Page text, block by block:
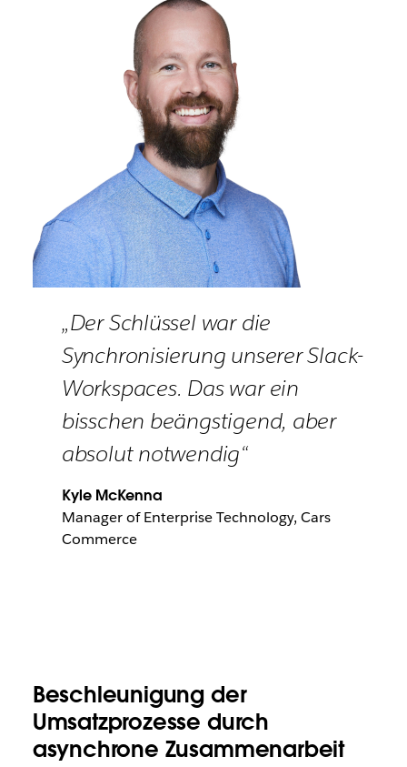
„Der Schlüssel war die
Synchronisierung unserer Slack-
Workspaces. Das war ein
bisschen beängstigend, aber
absolut notwendig“
Kyle McKenna
Manager of Enterprise Technology, Cars
Commerce
Beschleunigung der
Umsatzprozesse durch
asynchrone Zusammenarbeit